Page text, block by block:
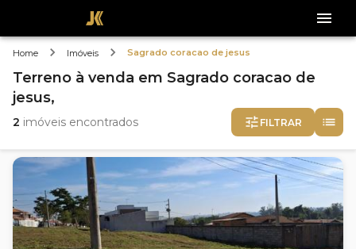
Home Imóveis Sagrado coracao de jesus
Terreno à venda em Sagrado coracao de
jesus,
2 imóveis encontrados FILTRAR